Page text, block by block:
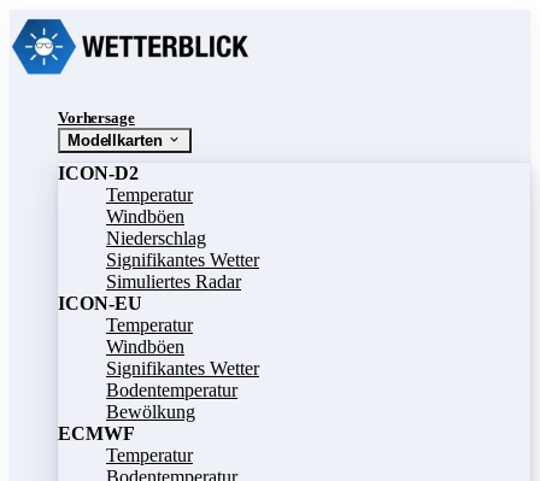
Vorhersage
Modellkarten
ICON-D2
Temperatur
Windböen
Niederschlag
Signifikantes Wetter
Simuliertes Radar
ICON-EU
Temperatur
Windböen
Signifikantes Wetter
Bodentemperatur
Bewölkung
ECMWF
Temperatur
Bodentemperatur